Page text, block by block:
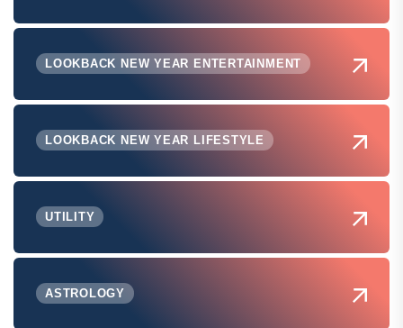
LOOKBACK NEW YEAR ENTERTAINMENT
LOOKBACK NEW YEAR LIFESTYLE
UTILITY
ASTROLOGY